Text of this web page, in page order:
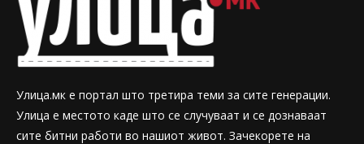
Улица.мк е портал што третира теми за сите генерации.
Улица е местото каде што се случуваат и се дознаваат
сите битни работи во нашиот живот. Зачекорете на